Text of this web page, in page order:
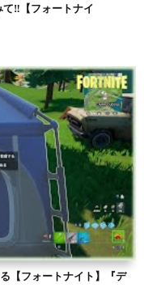
‼️【フォートナイ
【フォートナイト】『デ